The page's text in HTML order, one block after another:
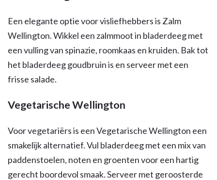
Een elegante optie voor visliefhebbers is Zalm
Wellington. Wikkel een zalmmoot in bladerdeeg met
een vulling van spinazie, roomkaas en kruiden. Bak tot
het bladerdeeg goudbruin is en serveer met een
frisse salade.
Vegetarische Wellington
Voor vegetariërs is een Vegetarische Wellington een
smakelijk alternatief. Vul bladerdeeg met een mix van
paddenstoelen, noten en groenten voor een hartig
gerecht boordevol smaak. Serveer met geroosterde